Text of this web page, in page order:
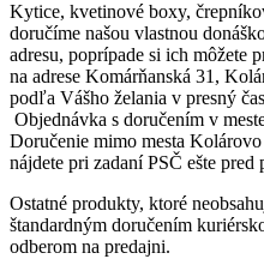
Kytice, kvetinové boxy,
doručíme našou vlastnou
adresu, poprípade si ich môžete
na adrese Komárňanská 31,
podľa Vášho želania v presný
Objednávka s doručením v
Doručenie mimo mesta
nájdete pri zadaní PSČ ešte
Ostatné produkty, ktoré
štandardným doručením
odberom na predajni.